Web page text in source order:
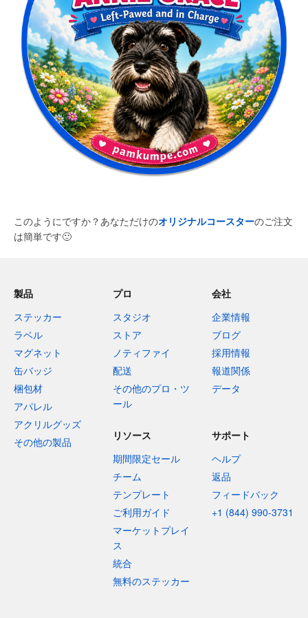
このようにですか？あなただけのオリジナルコースターのご注文
は簡単です🙂
製品
ステッカー
ラベル
マグネット
缶バッジ
梱包材
アパレル
アクリルグッズ
その他の製品
プロ
スタジオ
ストア
ノティファイ
配送
その他のプロ・ツ
ール
会社
企業情報
ブログ
採用情報
報道関係
データ
リソース
期間限定セール
チーム
テンプレート
ご利用ガイド
マーケットプレイ
ス
統合
無料のステッカー
サポート
ヘルプ
返品
フィードバック
+1 (844) 990-3731